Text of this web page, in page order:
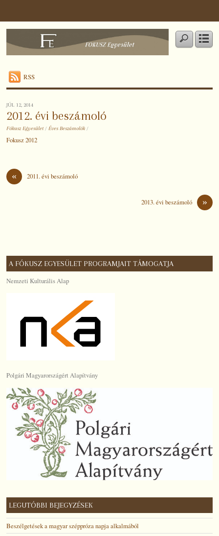
RSS
JÚL 12, 2014
2012. évi beszámoló
Fókusz Egyesület / Éves Beszámolók /
Fokusz 2012
« 2011. évi beszámoló
»
2013. évi beszámoló
A FÓKUSZ EGYESÜLET PROGRAMJAIT TÁMOGATJA
Nemzeti Kulturális Alap
Polgári Magyarországért Alapítvány
LEGUTÓBBI BEJEGYZÉSEK
Beszélgetések a magyar széppróza napja alkalmából